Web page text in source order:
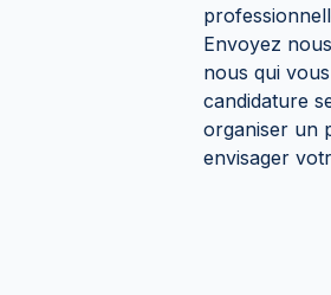
Envoyez
nous qui
candidature
organiser un
envisager